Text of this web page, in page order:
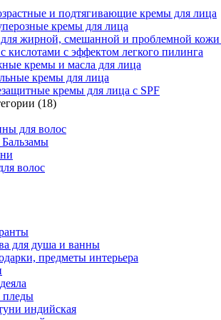
и подтягивающие кремы для лица
кремы для лица
жирной, смешанной и проблемной кожи
кислотами с эффектом легкого пилинга
кремы и масла для лица
кремы для лица
кремы для лица с SPF
(18)
для волос
волос
для душа и ванны
предметы интерьера
пледы
индийская